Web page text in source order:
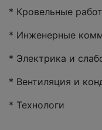
* Кровельные
* Инженерные
* Электрика и
* Вентиляция и
* Технологи